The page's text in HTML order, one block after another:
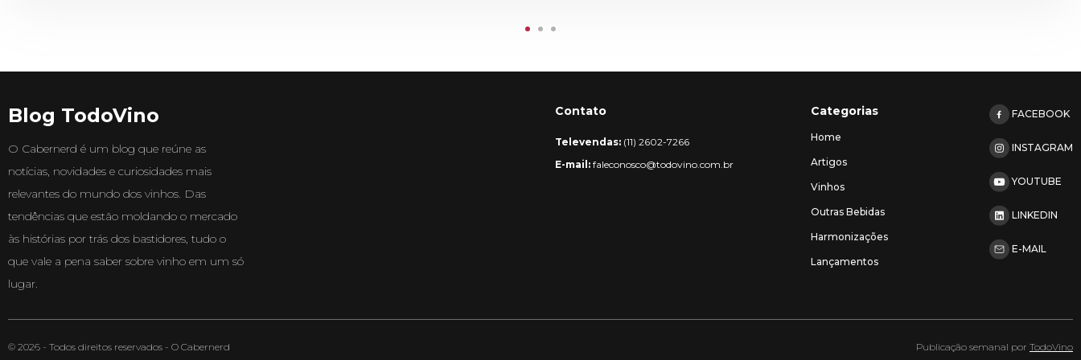
Blog TodoVino
O Cabernerd é um blog que reúne as
notícias, novidades e curiosidades mais
relevantes do mundo dos vinhos. Das
tendências que estão moldando o mercado
às histórias por trás dos bastidores, tudo o
que vale a pena saber sobre vinho em um só
lugar.
Contato
Televendas: (11) 2602-7266
E-mail: faleconosco@todovino.com.br
Categorias
Home
Artigos
Vinhos
Outras Bebidas
Harmonizações
Lançamentos
FACEBOOK
INSTAGRAM
YOUTUBE
LINKEDIN
E-MAIL
© 2026 - Todos direitos reservados - O Cabernerd Publicação semanal por TodoVino